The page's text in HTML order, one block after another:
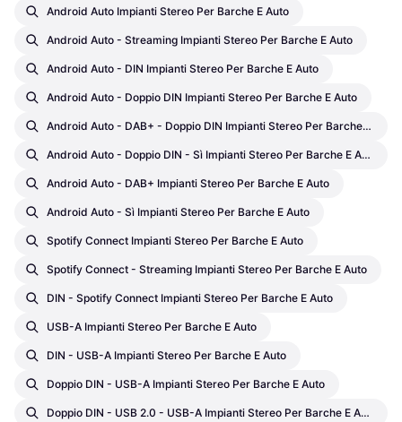
Android Auto Impianti Stereo Per Barche E Auto
Android Auto - Streaming Impianti Stereo Per Barche E Auto
Android Auto - DIN Impianti Stereo Per Barche E Auto
Android Auto - Doppio DIN Impianti Stereo Per Barche E Auto
Android Auto - DAB+ - Doppio DIN Impianti Stereo Per Barche E Auto
Android Auto - Doppio DIN - Sì Impianti Stereo Per Barche E Auto
Android Auto - DAB+ Impianti Stereo Per Barche E Auto
Android Auto - Sì Impianti Stereo Per Barche E Auto
Spotify Connect Impianti Stereo Per Barche E Auto
Spotify Connect - Streaming Impianti Stereo Per Barche E Auto
DIN - Spotify Connect Impianti Stereo Per Barche E Auto
USB-A Impianti Stereo Per Barche E Auto
DIN - USB-A Impianti Stereo Per Barche E Auto
Doppio DIN - USB-A Impianti Stereo Per Barche E Auto
Doppio DIN - USB 2.0 - USB-A Impianti Stereo Per Barche E Auto